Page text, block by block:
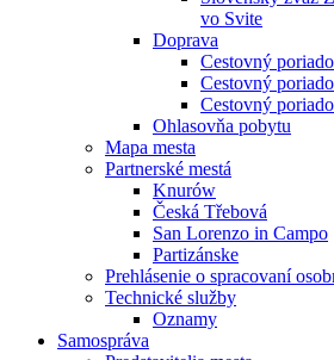
vo Svite
Doprava
Cestovný
Cestovný
Cestovný
Ohlasovňa pobytu
Mapa mesta
Partnerské mestá
Knurów
Česká Třebová
San Lorenzo in Campo
Partizánske
Prehlásenie o spracovaní
Technické služby
Oznamy
Samospráva